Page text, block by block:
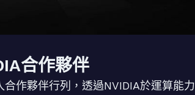
合作夥伴
作夥伴行列，透過NVIDIA於運算能力